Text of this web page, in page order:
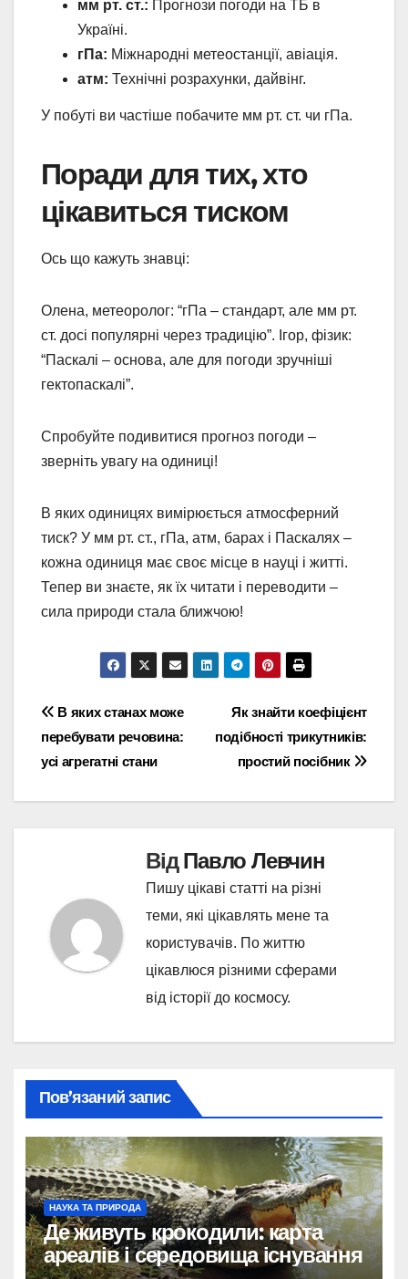
мм рт. ст.: Прогнози погоди на ТБ в
Україні.
гПа: Міжнародні метеостанції, авіація.
атм: Технічні розрахунки, дайвінг.
У побуті ви частіше побачите мм рт. ст. чи гПа.
Поради для тих, хто
цікавиться тиском
Ось що кажуть знавці:
Олена, метеоролог: “гПа – стандарт, але мм рт.
ст. досі популярні через традицію”. Ігор, фізик:
“Паскалі – основа, але для погоди зручніші
гектопаскалі”.
Спробуйте подивитися прогноз погоди –
зверніть увагу на одиниці!
В яких одиницях вимірюється атмосферний
тиск? У мм рт. ст., гПа, атм, барах і Паскалях –
кожна одиниця має своє місце в науці і житті.
Тепер ви знаєте, як їх читати і переводити –
сила природи стала ближчою!
Навігація
записів
Як знайти коефіцієнт
подібності трикутників:
простий посібник
В яких станах може
перебувати речовина:
усі агрегатні стани
ВідПавло Левчин
Пишу цікаві статті на різні
теми, які цікавлять мене та
користувачів. По життю
цікавлюся різними сферами
від історії до космосу.
Пов’язаний запис
НАУКА ТА ПРИРОДА
Де живуть крокодили: карта
ареалів і середовища існування